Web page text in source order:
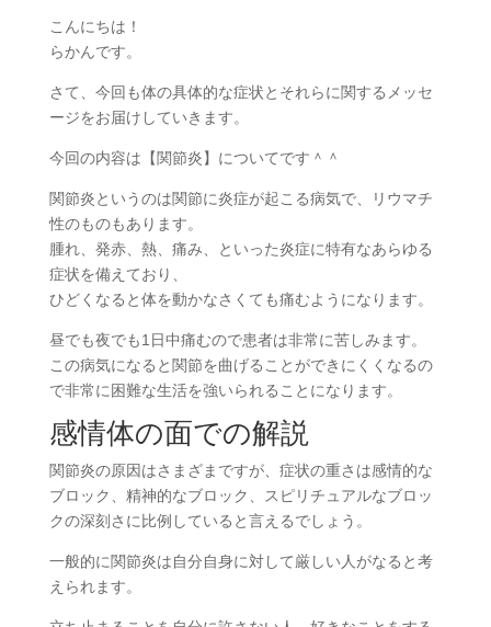
こんにちは！
らかんです。
さて、今回も体の具体的な症状とそれらに関するメッセ
ージをお届けしていきます。
今回の内容は【関節炎】についてです＾＾
関節炎というのは関節に炎症が起こる病気で、リウマチ
性のものもあります。
腫れ、発赤、熱、痛み、といった炎症に特有なあらゆる
症状を備えており、
ひどくなると体を動かなさくても痛むようになります。
昼でも夜でも1日中痛むので患者は非常に苦しみます。
この病気になると関節を曲げることができにくくなるの
で非常に困難な生活を強いられることになります。
感情体の面での解説
関節炎の原因はさまざまですが、症状の重さは感情的な
ブロック、精神的なブロック、スピリチュアルなブロッ
クの深刻さに比例していると言えるでしょう。
一般的に関節炎は自分自身に対して厳しい人がなると考
えられます。